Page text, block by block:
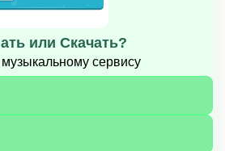
или Скачать?
музыкальному сервису